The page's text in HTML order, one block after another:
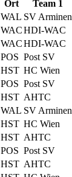
Ort Team 1
WAL SV Arminen
WACHDI-WAC
WACHDI-WAC
POS Post SV
HST HC Wien
POS Post SV
HST AHTC
WAL SV Arminen
HST HC Wien
HST AHTC
POS Post SV
HST AHTC